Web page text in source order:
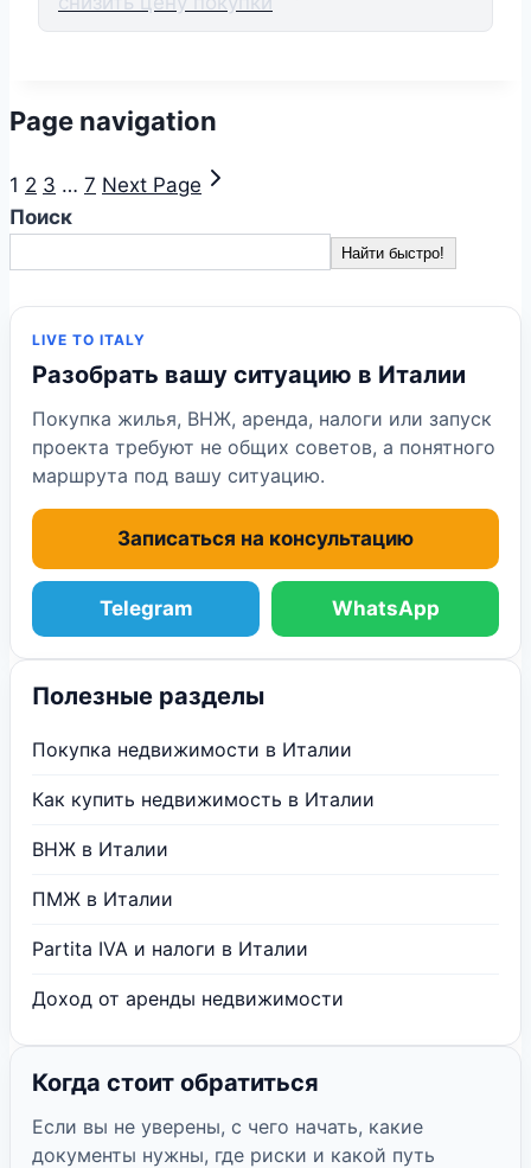
Page navigation
1 2 3 … 7 Next Page
Поиск
Найти быстро!
LIVE TO ITALY
Разобрать вашу ситуацию в Италии
Покупка жилья, ВНЖ, аренда, налоги или запуск
проекта требуют не общих советов, а понятного
маршрута под вашу ситуацию.
Записаться на консультацию
Telegram WhatsApp
Полезные разделы
Покупка недвижимости в Италии
Как купить недвижимость в Италии
ВНЖ в Италии
ПМЖ в Италии
Partita IVA и налоги в Италии
Доход от аренды недвижимости
Когда стоит обратиться
Если вы не уверены, с чего начать, какие
документы нужны, где риски и какой путь